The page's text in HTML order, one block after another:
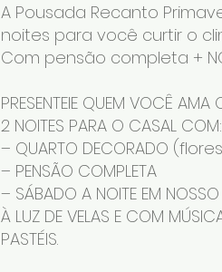
A Pousada Recanto
noites para você curtir o
Com pensão completa +
PRESENTEIE QUEM VOCÊ AMA
2 NOITES PARA O CASAL COM:
– QUARTO DECORADO
– PENSÃO COMPLETA
– SÁBADO A NOITE EM NOSSO
À LUZ DE VELAS E COM
PASTÉIS.